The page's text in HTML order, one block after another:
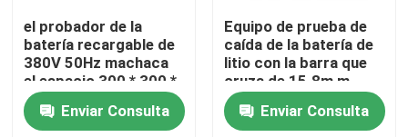
Productos
Sobre nosotros
el probador de la
batería recargable de
380V 50Hz machaca
el espacio 300 * 300 *
300m m
Enviar Consulta
Equipo de prueba de
caída de la batería de
litio con la barra que
cruza de 15.8m m
Enviar Consulta